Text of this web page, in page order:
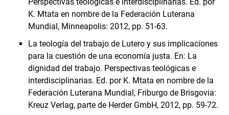
K. Mtata en nombre de la Federación Luterana
Mundial, Minneapolis: 2012, pp. 51-63.
La teología del trabajo de Lutero y sus implicaciones
para la cuestión de una economía justa. En: La
dignidad del trabajo. Perspectivas teológicas e
interdisciplinarias. Ed. por K. Mtata en nombre de la
Federación Luterana Mundial, Friburgo de Brisgovia:
Kreuz Verlag, parte de Herder GmbH, 2012, pp. 59-72.